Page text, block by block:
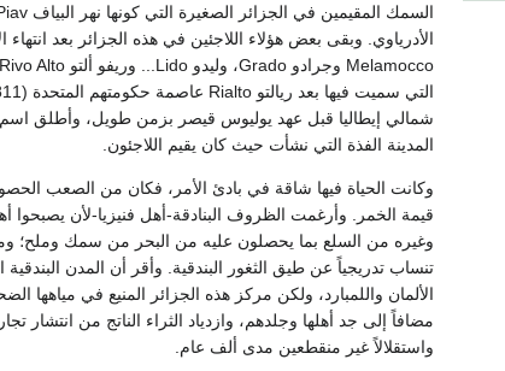
الأدرياوي. وبقى بعض هؤلاء اللاجئين في هذه الجزائر بعد انتهاء
المدينة الفذة التي نشأت حيث كان يقيم اللاجئون.
وكانت الحياة فيها شاقة في بادئ الأمر، فكان من الصعب
قيمة الخمر. وأرغمت الظروف البنادقة-أهل فنيزيا-لأن
وغيره من السلع بما يحصلون عليه من البحر من سمك وملح؛
تنساب تدريجياً عن طيق الثغور البندقية. وأقر أن المدن
الألمان واللمبارد، ولكن مركز هذه الجزائر المنيع في مياهها
مضافاً إلى جد أهلها وجلدهم، وازدياد الثراء الناتج من انتشار
واستقلالاً غير منقطعين مدى ألف عام.